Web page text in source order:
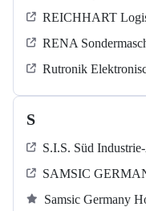
REICHHART
RENA
Rutronik
S
S.I.S. Süd
SAMSIC
Samsic Germany